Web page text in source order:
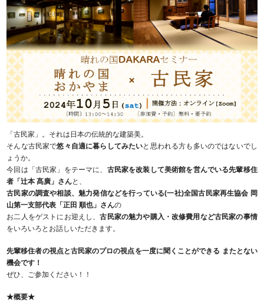
「古民家」。それは日本の伝統的な建築美。
そんな古民家で悠々自適に暮らしてみたいと思われる方も多いのではないでし
ょうか。
今回は「古民家」をテーマに、 古民家を改装して美術館を営んでいる先輩移住
者「辻本 髙廣」さんと、
古民家の調査や相談、魅力発信などを行っている(一社)全国古民家再生協会 岡
山第一支部代表「正田 順也」さんの
お二人をゲストにお迎えし、古民家の魅力や購入・改修費用など古民家の事情
をいろいろとお話しいただきます。
先輩移住者の視点と古民家のプロの視点を一度に聞くことができる またとない
機会です！
ぜひ、ご参加ください！！
★概要★